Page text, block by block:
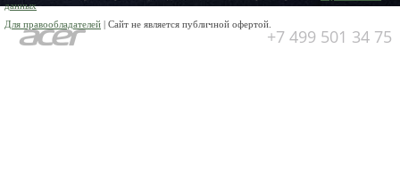
данных
Для правообладателей | Сайт не является публичной офертой.
+7 499 501 34 75